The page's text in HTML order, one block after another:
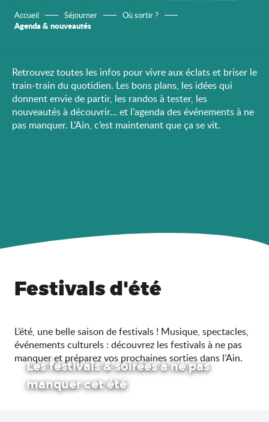
Accueil Séjourner Où sortir ?
Agenda & nouveautés
Retrouvez toutes les infos pour vivre aux éclats et briser le
train-train du quotidien. Les bons plans, les idées qui
donnent envie de partir, les randos à tester, les
nouveautés à découvrir… et l’agenda des événements à ne
pas manquer. L’Ain, c’est maintenant que ça se vit.
Festivals d'été
L’été, une belle saison de festivals ! Musique, spectacles,
événements culturels : découvrez les festivals à ne pas
manquer et préparez vos prochaines sorties dans l’Ain.
Les festivals & soirées à ne pas
manquer cet été